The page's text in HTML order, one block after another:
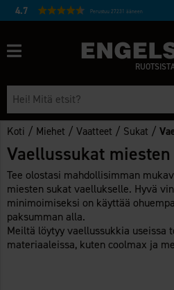
4.7 Perustuu 27231 ääneen
Koti / Miehet /Vaatteet / Sukat /
Vaellussukat miesten
Tee olostasi mahdollisimman
miesten sukat vaellukselle. Hyvä
minimoimiseksi on käyttää
paksumman alla.
Meiltä löytyy vaellussukkia useissa
materiaaleissa, kuten coolmax ja